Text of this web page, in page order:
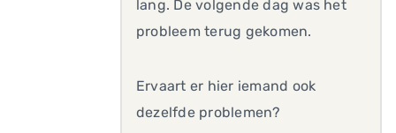
lang. De volgende dag was het
probleem terug gekomen.
Ervaart er hier iemand ook
dezelfde problemen?